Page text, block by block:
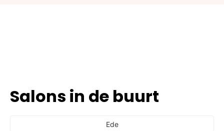
Salons in de buurt
Ede